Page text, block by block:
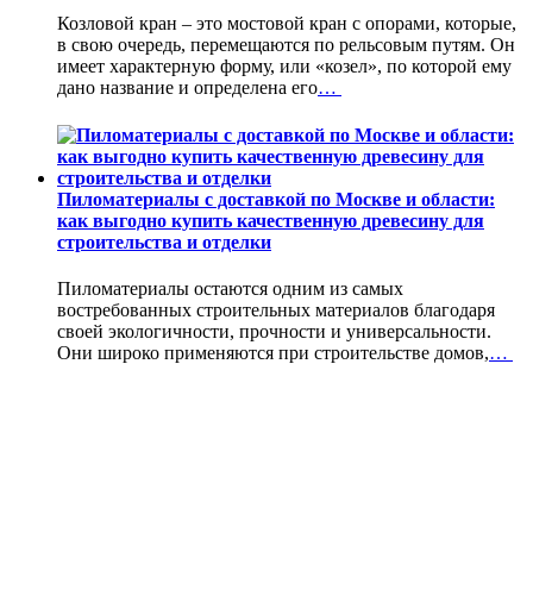
Козловой кран – это мостовой кран с опорами, которые,
в свою очередь, перемещаются по рельсовым путям. Он
имеет характерную форму, или «козел», по которой ему
дано название и определена его…
Пиломатериалы с доставкой по Москве и области:
как выгодно купить качественную древесину для
строительства и отделки
Пиломатериалы остаются одним из самых
востребованных строительных материалов благодаря
своей экологичности, прочности и универсальности.
Они широко применяются при строительстве домов,…